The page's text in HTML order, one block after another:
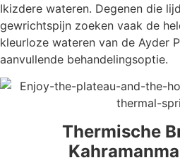
Ikizdere wateren. Degenen die
gewrichtspijn zoeken vaak de
kleurloze wateren van de Ayder
aanvullende behandelingsoptie.
Thermische